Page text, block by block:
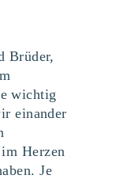
Brüder,
wichtig
einander
Herzen
Je